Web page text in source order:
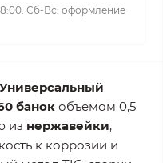
Сб-Вс: оформление
банок объемом 0,5
из нержавейки,
к коррозии и